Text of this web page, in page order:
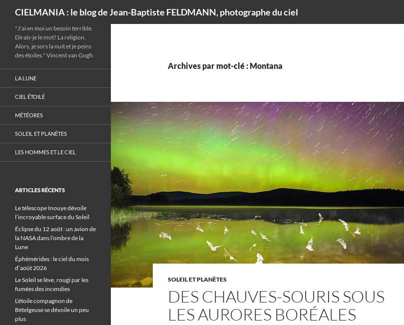
CIELMANIA : le blog de Jean-Baptiste FELDMANN, photographe du ciel
Archives par mot-clé : Montana
SOLEIL ET PLANÈTES
DES CHAUVES-SOURIS SOUS
LES AURORES BORÉALES
"J'ai en moi un besoin terrible.
Dirais-je le mot? La religion.
Alors, je sors la nuit et je peins
des étoiles." Vincent van Gogh
LA LUNE
CIEL ÉTOILÉ
MÉTÉORES
SOLEIL ET PLANÈTES
LES HOMMES ET LE CIEL
ARTICLES RÉCENTS
Le télescope Inouye dévoile
l’incroyable surface du Soleil
Éclipse du 12 août : un avion de
la NASA dans l’ombre de la
Lune
Éphémérides : le ciel du mois
d’août 2026
Le Soleil se lève, rougi par les
fumées des incendies
L’étoile compagnon de
Bételgeuse se dévoile un peu
plus